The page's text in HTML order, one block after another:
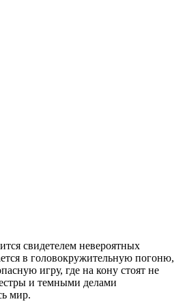
свидетелем невероятных
в головокружительную погоню,
игру, где на кону стоят не
и темными делами
мир.